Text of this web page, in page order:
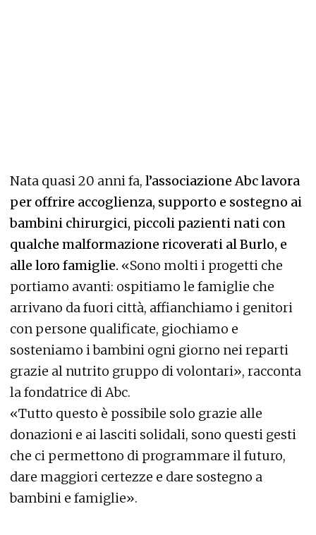
Nata quasi 20 anni fa, l’associazione Abc lavora
per offrire accoglienza, supporto e sostegno ai
bambini chirurgici, piccoli pazienti nati con
qualche malformazione ricoverati al Burlo, e
alle loro famiglie. «Sono molti i progetti che
portiamo avanti: ospitiamo le famiglie che
arrivano da fuori città, affianchiamo i genitori
con persone qualificate, giochiamo e
sosteniamo i bambini ogni giorno nei reparti
grazie al nutrito gruppo di volontari», racconta
la fondatrice di Abc.
«Tutto questo è possibile solo grazie alle
donazioni e ai lasciti solidali, sono questi gesti
che ci permettono di programmare il futuro,
dare maggiori certezze e dare sostegno a
bambini e famiglie».